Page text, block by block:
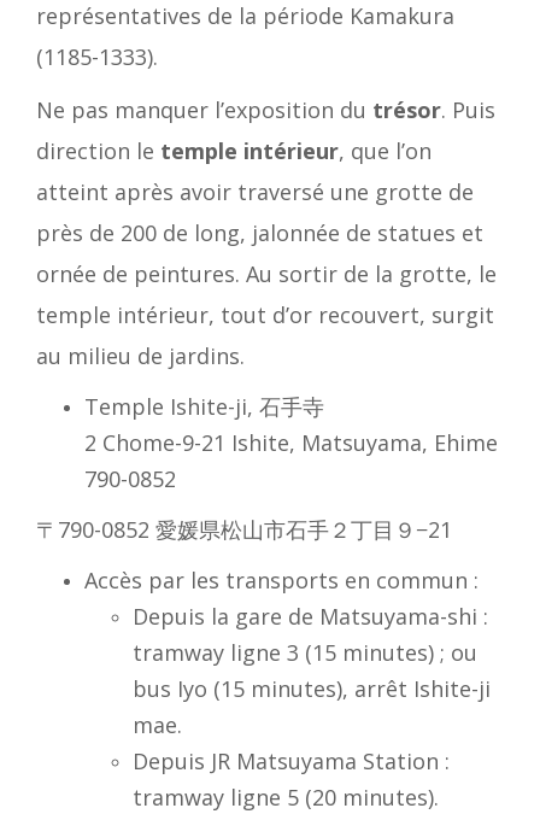
représentatives de la période Kamakura
(1185-1333).
Ne pas manquer l’exposition du trésor. Puis
direction le temple intérieur, que l’on
atteint après avoir traversé une grotte de
près de 200 de long, jalonnée de statues et
ornée de peintures. Au sortir de la grotte, le
temple intérieur, tout d’or recouvert, surgit
au milieu de jardins.
Temple Ishite-ji, 石手寺
2 Chome-9-21 Ishite, Matsuyama, Ehime
790-0852
〒790-0852 愛媛県松山市石手２丁目９−21
Accès par les transports en commun :
Depuis la gare de Matsuyama-shi :
tramway ligne 3 (15 minutes) ; ou
bus Iyo (15 minutes), arrêt Ishite-ji
mae.
Depuis JR Matsuyama Station :
tramway ligne 5 (20 minutes).